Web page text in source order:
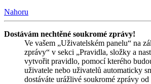
Nahoru
Dostávám nechtěné soukromé zprávy!
Ve vašem „Uživatelském panelu“ na
zprávy“ v sekci „Pravidla, složky a
vytvořit pravidlo, pomocí kterého
uživatele nebo uživatelů automaticky
dostáváte urážlivé soukromé zprávy